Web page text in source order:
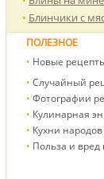
Блинчики с
ПОЛЕЗНОЕ
Новые
Случайный
Фотографии
Кулинарная
Кухни
Польза и вред